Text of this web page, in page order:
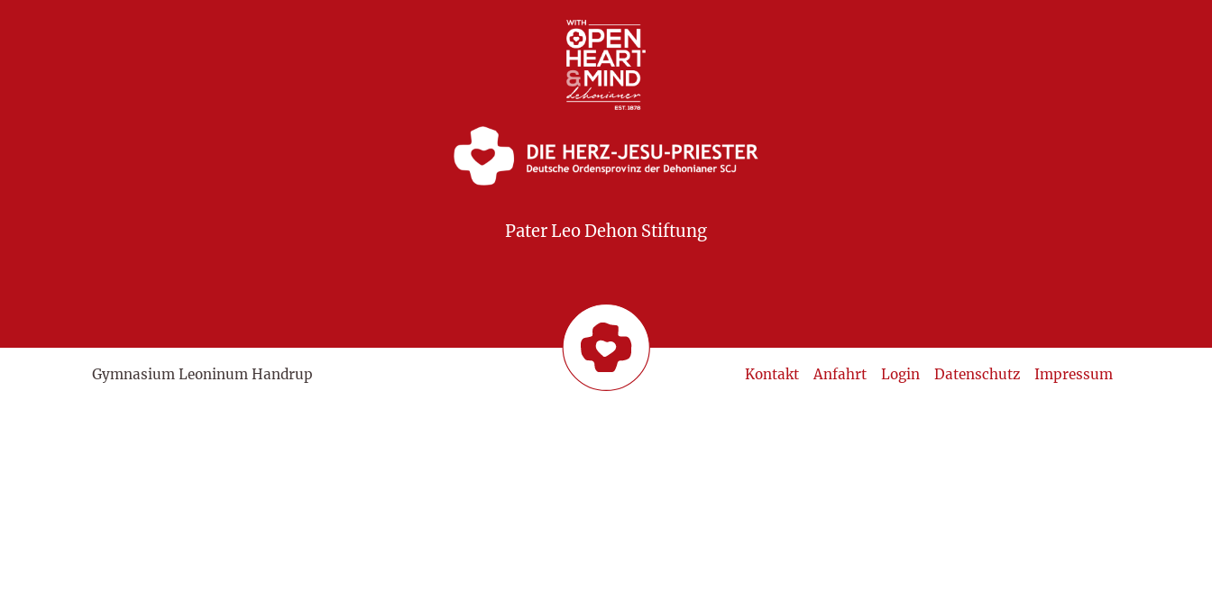
Pater Leo Dehon Stiftung
Kontakt Anfahrt Login Datenschutz Impressum
Gymnasium Leoninum Handrup